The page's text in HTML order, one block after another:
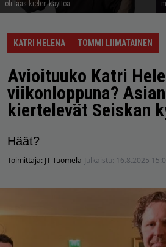
oli taas kielen käyttöä
KATRI HELENA TOMMI LIIMATAINEN
Avioituuko Katri
viikonloppuna?
kiertelevät Seiskan
Häät?
Toimittaja: JT Tuomela Julkaistu: 16.8.2025